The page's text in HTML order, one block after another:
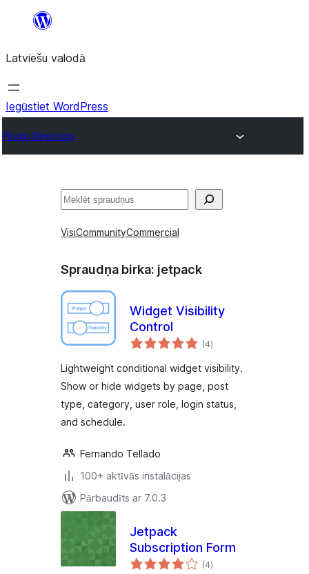
Pāriet
saturu
Latviešu valodā
Iegūstiet WordPress
Plugin Directory
Meklēt
VisiCommunityCommercial
Spraudņa birka: jetpack
Widget Visibility
Control
(4vērtējumu
kopsumma
)
Lightweight conditional widget visibility.
Show or hide widgets by page, post
type, category, user role, login status,
and schedule.
Fernando Tellado
100+ aktīvās instalācijas
Pārbaudīts ar 7.0.3
Jetpack
Subscription Form
(4vērtējumu
kopsumma
)